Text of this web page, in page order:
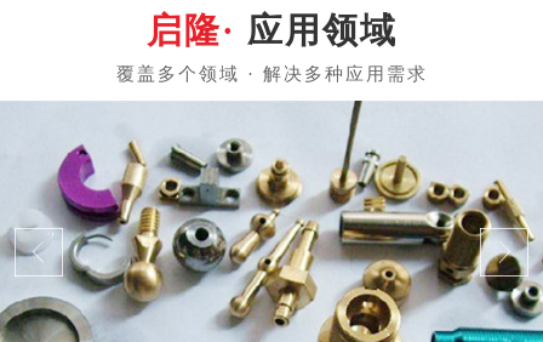
应用领域